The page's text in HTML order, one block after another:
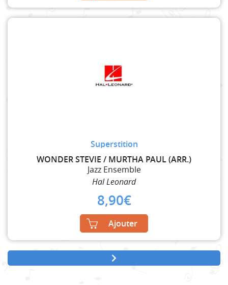
Superstition
WONDER STEVIE / MURTHA PAUL (ARR.)
Jazz Ensemble
Hal Leonard
8,90€
Ajouter